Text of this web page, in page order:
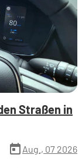
Straßen in
today Aug., 07 2026